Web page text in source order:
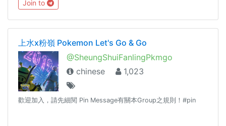
Join to
上水x粉嶺 Pokemon Let's Go & Go
@SheungShuiFanlingPkmgo
chinese
1,023
歡迎加入，請先細閱 Pin Message有關本Group之規則！#pin